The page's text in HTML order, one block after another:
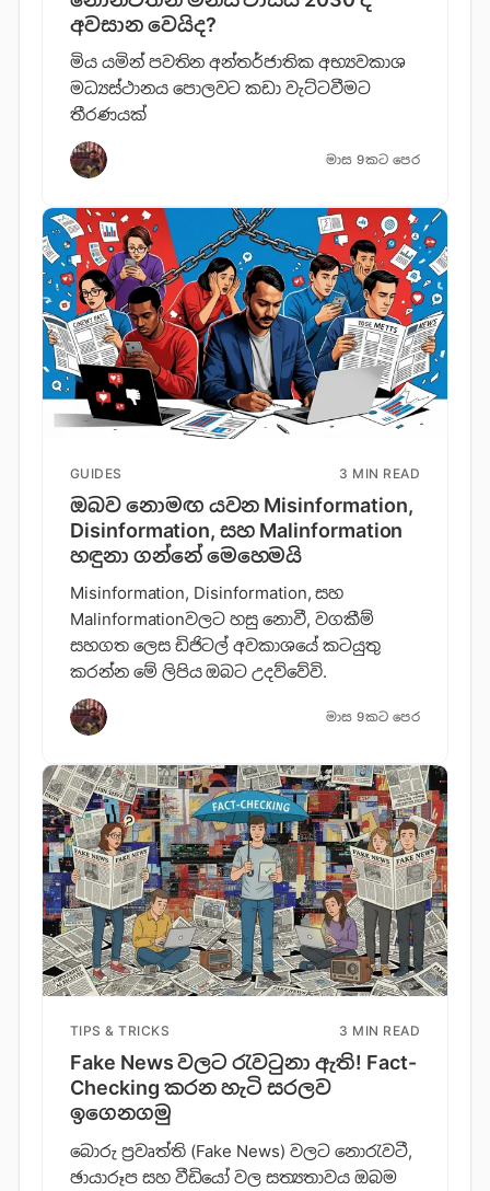
අවසාන වෙයිද?
මිය යමින් පවතින අන්තර්ජාතික අභ්‍යවකාශ
මධ්‍යස්ථානය පොලවට කඩා වැට්ටවීමට
තීරණයක්
මාස 9කට පෙර
GUIDES 3 MIN READ
ඔබව නොමඟ යවන Misinformation,
Disinformation, සහ Malinformation
හඳුනා ගන්නේ මෙහෙමයි
Misinformation, Disinformation, සහ
Malinformationවලට හසු නොවී, වගකීම්
සහගත ලෙස ඩිජිටල් අවකාශයේ කටයුතු
කරන්න මේ ලිපිය ඔබට උදව්වේවි.
මාස 9කට පෙර
TIPS & TRICKS 3 MIN READ
Fake News වලට රැවටුනා ඇති! Fact-
Checking කරන හැටි සරලව
ඉගෙනගමු
බොරු ප්‍රවෘත්ති (Fake News) වලට නොරැවටී,
ඡායාරූප සහ වීඩියෝ වල සත්‍යතාවය ඔබම